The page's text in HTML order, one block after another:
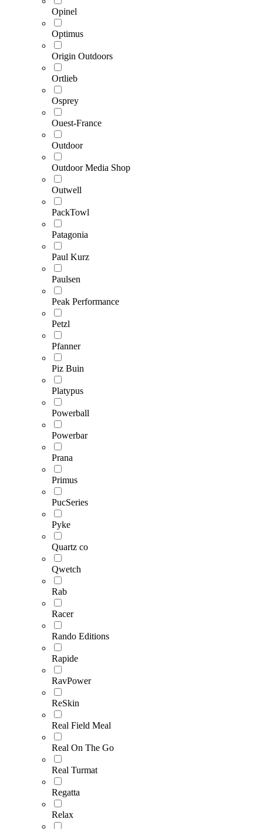
Opinel
Optimus
Origin Outdoors
Ortlieb
Osprey
Ouest-France
Outdoor
Outdoor Media Shop
Outwell
PackTowl
Patagonia
Paul Kurz
Paulsen
Peak Performance
Petzl
Pfanner
Piz Buin
Platypus
Powerball
Powerbar
Prana
Primus
PucSeries
Pyke
Quartz co
Qwetch
Rab
Racer
Rando Editions
Rapide
RavPower
ReSkin
Real Field Meal
Real On The Go
Real Turmat
Regatta
Relax